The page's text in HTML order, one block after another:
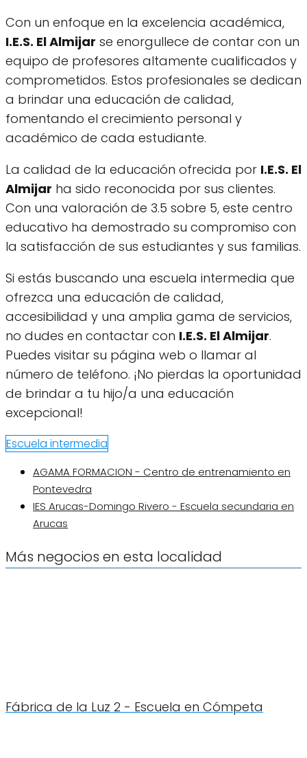
Con un enfoque en la excelencia académica,
I.E.S. El Almijar se enorgullece de contar con un
equipo de profesores altamente cualificados y
comprometidos. Estos profesionales se dedican
a brindar una educación de calidad,
fomentando el crecimiento personal y
académico de cada estudiante.
La calidad de la educación ofrecida por I.E.S. El
Almijar ha sido reconocida por sus clientes.
Con una valoración de 3.5 sobre 5, este centro
educativo ha demostrado su compromiso con
la satisfacción de sus estudiantes y sus familias.
Si estás buscando una escuela intermedia que
ofrezca una educación de calidad,
accesibilidad y una amplia gama de servicios,
no dudes en contactar con I.E.S. El Almijar.
Puedes visitar su página web o llamar al
número de teléfono. ¡No pierdas la oportunidad
de brindar a tu hijo/a una educación
excepcional!
Escuela intermedia
AGAMA FORMACION - Centro de entrenamiento en
Pontevedra
IES Arucas-Domingo Rivero - Escuela secundaria en
Arucas
Más negocios en esta localidad
Fábrica de la Luz 2 - Escuela en Cómpeta